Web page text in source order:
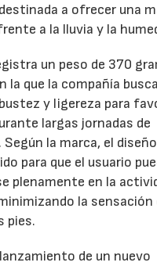
a ofrecer una
a la lluvia y la
un peso de 370
la que la compañía busca
y ligereza para
largas jornadas de
la marca, el
para que el usuario
plenamente en la
la sensación
pies.
de un nuevo